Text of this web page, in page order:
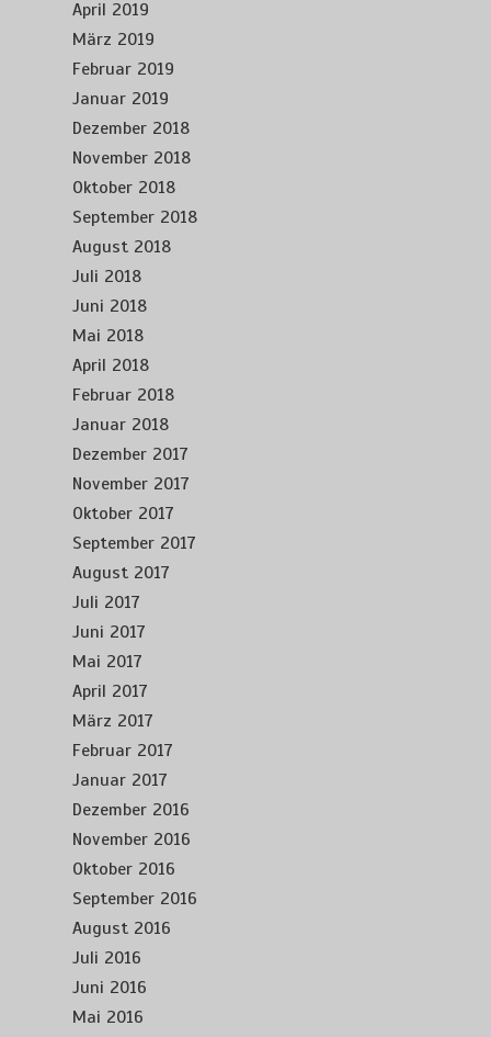
April 2019
März 2019
Februar 2019
Januar 2019
Dezember 2018
November 2018
Oktober 2018
September 2018
August 2018
Juli 2018
Juni 2018
Mai 2018
April 2018
Februar 2018
Januar 2018
Dezember 2017
November 2017
Oktober 2017
September 2017
August 2017
Juli 2017
Juni 2017
Mai 2017
April 2017
März 2017
Februar 2017
Januar 2017
Dezember 2016
November 2016
Oktober 2016
September 2016
August 2016
Juli 2016
Juni 2016
Mai 2016